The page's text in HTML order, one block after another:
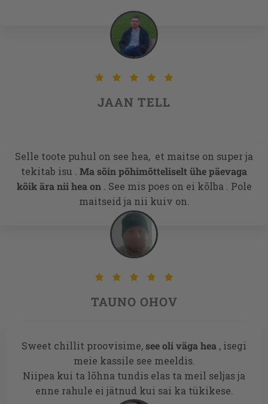
    
JAAN TELL
Selle toote puhul on see hea, et maitse on super ja
tekitab isu .
Ma sõin põhimõtteliselt ühe päevaga
kõik ära nii hea on. See mis poes on ei kõlba . Pole
maitseid ja nii kuiv on.
    
TAUNO OHOV
Sweet chillit proovisime, see oli väga hea , isegi
meie kassile see meeldis.
Niipea kui ta lõhna tundis elas ta meil seljas ja
enne rahule ei jätnud kui sai ka tükikese.